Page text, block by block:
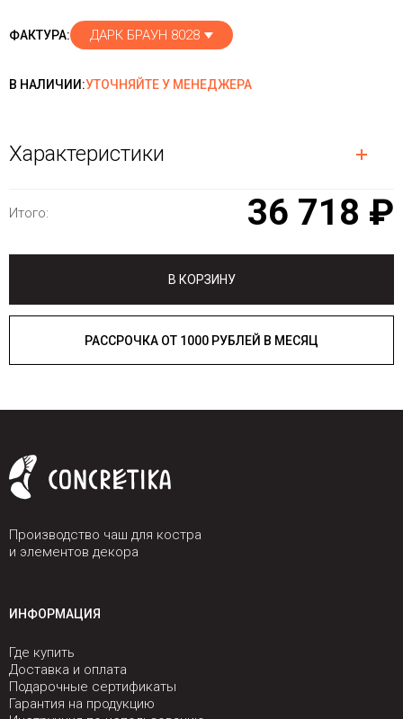
ФАКТУРА: ДАРК БРАУН 8028
В НАЛИЧИИ:УТОЧНЯЙТЕ У МЕНЕДЖЕРА
Характеристики
Итого: 36 718 ₽
В КОРЗИНУ
РАССРОЧКА ОТ 1000 РУБЛЕЙ В МЕСЯЦ
Производство чаш для костра
и элементов декора
ИНФОРМАЦИЯ
Где купить
Доставка и оплата
Подарочные сертификаты
Гарантия на продукцию